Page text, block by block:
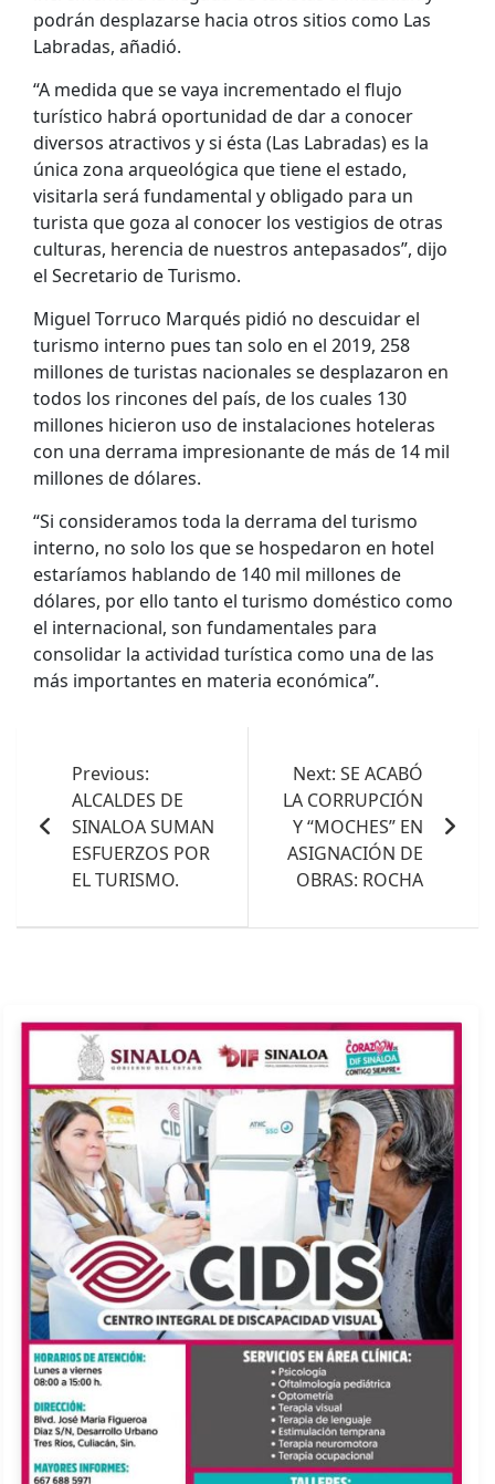
podrán desplazarse hacia otros sitios como Las
Labradas, añadió.
“A medida que se vaya incrementado el flujo
turístico habrá oportunidad de dar a conocer
diversos atractivos y si ésta (Las Labradas) es la
única zona arqueológica que tiene el estado,
visitarla será fundamental y obligado para un
turista que goza al conocer los vestigios de otras
culturas, herencia de nuestros antepasados”, dijo
el Secretario de Turismo.
Miguel Torruco Marqués pidió no descuidar el
turismo interno pues tan solo en el 2019, 258
millones de turistas nacionales se desplazaron en
todos los rincones del país, de los cuales 130
millones hicieron uso de instalaciones hoteleras
con una derrama impresionante de más de 14 mil
millones de dólares.
“Si consideramos toda la derrama del turismo
interno, no solo los que se hospedaron en hotel
estaríamos hablando de 140 mil millones de
dólares, por ello tanto el turismo doméstico como
el internacional, son fundamentales para
consolidar la actividad turística como una de las
más importantes en materia económica”.
entradas
Previous:
ALCALDES DE
SINALOA SUMAN
ESFUERZOS POR
EL TURISMO.
Next: SE ACABÓ
LA CORRUPCIÓN
Y “MOCHES” EN
ASIGNACIÓN DE
OBRAS: ROCHA